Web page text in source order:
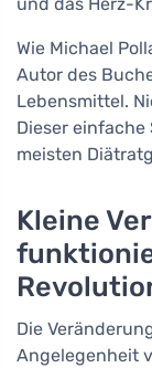
und das Herz-
Wie Michael
Autor des
Lebensmittel.
Dieser einfache
meisten
Kleine
Die
Angelegenheit